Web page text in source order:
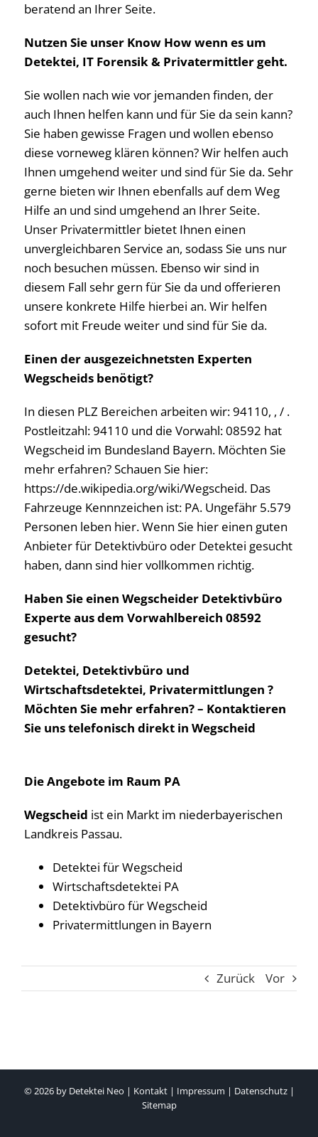
beratend an Ihrer Seite.
Nutzen Sie unser Know How wenn es um
Detektei, IT Forensik & Privatermittler geht.
Sie wollen nach wie vor jemanden finden, der
auch Ihnen helfen kann und für Sie da sein kann?
Sie haben gewisse Fragen und wollen ebenso
diese vorneweg klären können? Wir helfen auch
Ihnen umgehend weiter und sind für Sie da. Sehr
gerne bieten wir Ihnen ebenfalls auf dem Weg
Hilfe an und sind umgehend an Ihrer Seite.
Unser Privatermittler bietet Ihnen einen
unvergleichbaren Service an, sodass Sie uns nur
noch besuchen müssen. Ebenso wir sind in
diesem Fall sehr gern für Sie da und offerieren
unsere konkrete Hilfe hierbei an. Wir helfen
sofort mit Freude weiter und sind für Sie da.
Einen der ausgezeichnetsten Experten
Wegscheids benötigt?
In diesen PLZ Bereichen arbeiten wir: 94110, , / .
Postleitzahl: 94110 und die Vorwahl: 08592 hat
Wegscheid im Bundesland Bayern. Möchten Sie
mehr erfahren? Schauen Sie hier:
https://de.wikipedia.org/wiki/Wegscheid. Das
Fahrzeuge Kennnzeichen ist: PA. Ungefähr 5.579
Personen leben hier. Wenn Sie hier einen guten
Anbieter für Detektivbüro oder Detektei gesucht
haben, dann sind hier vollkommen richtig.
Haben Sie einen Wegscheider Detektivbüro
Experte aus dem Vorwahlbereich 08592
gesucht?
Detektei, Detektivbüro und
Wirtschaftsdetektei, Privatermittlungen ?
Möchten Sie mehr erfahren? – Kontaktieren
Sie uns telefonisch direkt in Wegscheid
Die Angebote im Raum PA
Wegscheid ist ein Markt im niederbayerischen
Landkreis Passau.
Detektei für Wegscheid
Wirtschaftsdetektei PA
Detektivbüro für Wegscheid
Privatermittlungen in Bayern
Zurück Vor
© 2026 by Detektei Neo | Kontakt| Impressum | Datenschutz|
Sitemap